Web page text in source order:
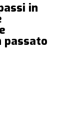
in
passato